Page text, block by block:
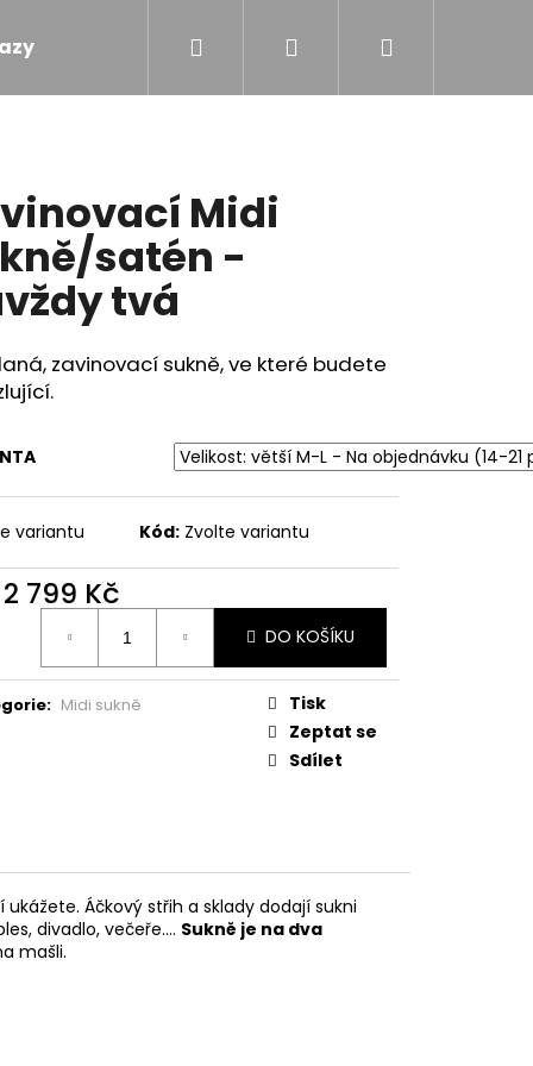
Obchodní podmínky Kontakty
Přihlášení
Midi
satén -
tvá
zavinovací sukně, ve které budete
variantu Kód: Zvolte variantu
2 799 Kč
DO KOŠÍKU
: Midi sukně
Tisk
Zeptat se
Sdílet
Áčkový střih a sklady dodají sukni
divadlo, večeře.... Sukně je na dva
mašli.
TOULAVÝ BLÁZEN